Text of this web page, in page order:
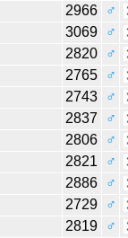
2966
♂
3069
♂
2820
♂
2765
♂
2743
♂
2837
♂
2806
♂
2821
♂
2886
♂
2729
♂
2819
♂